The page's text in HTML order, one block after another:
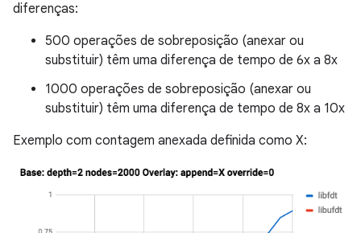
diferenças:
500 operações de sobreposição (anexar ou
substituir) têm uma diferença de tempo de 6x a 8x
1000 operações de sobreposição (anexar ou
substituir) têm uma diferença de tempo de 8x a 10x
Exemplo com contagem anexada definida como X: